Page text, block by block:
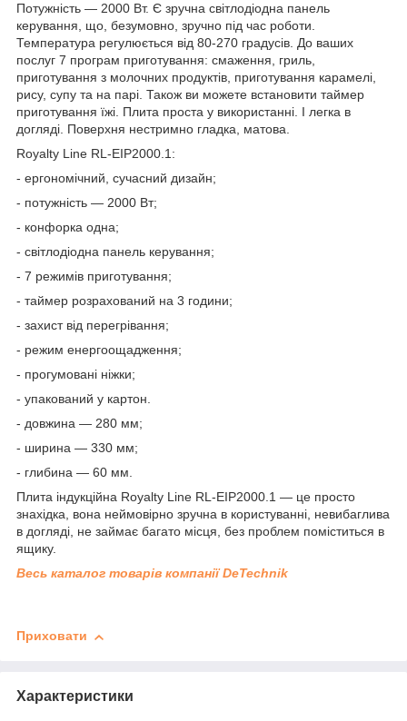
Потужність — 2000 Вт. Є зручна світлодіодна панель
керування, що, безумовно, зручно під час роботи.
Температура регулюється від 80-270 градусів. До ваших
послуг 7 програм приготування: смаження, гриль,
приготування з молочних продуктів, приготування карамелі,
рису, супу та на парі. Також ви можете встановити таймер
приготування їжі. Плита проста у використанні. І легка в
догляді. Поверхня нестримно гладка, матова.
Royalty Line RL-EIP2000.1:
- ергономічний, сучасний дизайн;
- потужність — 2000 Вт;
- конфорка одна;
- світлодіодна панель керування;
- 7 режимів приготування;
- таймер розрахований на 3 години;
- захист від перегрівання;
- режим енергоощадження;
- прогумовані ніжки;
- упакований у картон.
- довжина — 280 мм;
- ширина — 330 мм;
- глибина — 60 мм.
Плита індукційна Royalty Line RL-EIP2000.1 — це просто
знахідка, вона неймовірно зручна в користуванні, невибаглива
в догляді, не займає багато місця, без проблем поміститься в
ящику.
Весь каталог товарів компанії DeTechnik
Приховати
Характеристики